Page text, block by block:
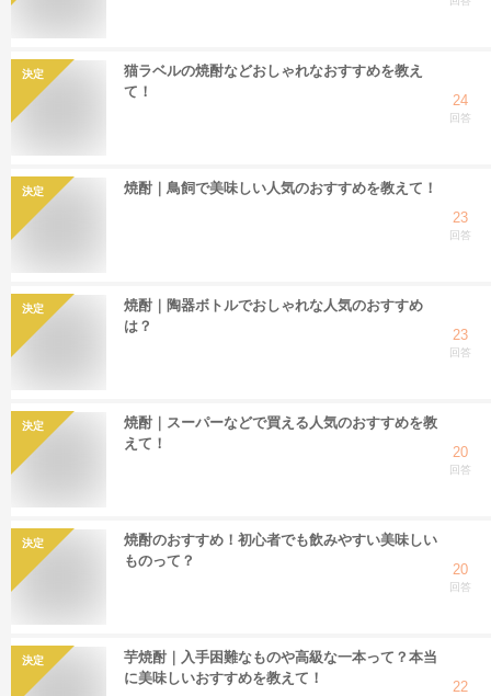
決定
猫ラベルの焼酎などおしゃれなおすすめを教え
て！
24
回答
決定
焼酎｜鳥飼で美味しい人気のおすすめを教えて！
23
回答
決定
焼酎｜陶器ボトルでおしゃれな人気のおすすめ
は？
23
回答
決定
焼酎｜スーパーなどで買える人気のおすすめを教
えて！
20
回答
決定
焼酎のおすすめ！初心者でも飲みやすい美味しい
ものって？
20
回答
決定
芋焼酎｜入手困難なものや高級な一本って？本当
に美味しいおすすめを教えて！
22